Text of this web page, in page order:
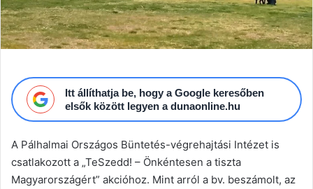
Itt állíthatja be, hogy a Google keresőben
elsők között legyen a dunaonline.hu
A Pálhalmai Országos Büntetés-végrehajtási Intézet is
csatlakozott a „TeSzedd! – Önkéntesen a tiszta
Magyarországért” akcióhoz. Mint arról a bv. beszámolt, az